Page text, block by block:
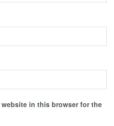
website in this browser for the